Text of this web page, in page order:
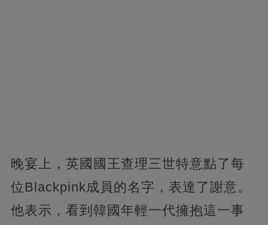
晚宴上，英國國王查理三世特意點了每
位Blackpink成員的名字，表達了謝意。
他表示，看到韓國年輕一代擁抱這一事